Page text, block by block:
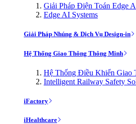
Giải Pháp Điện Toán Edge
Edge AI Systems
Giải Pháp Nhúng & Dịch Vụ Design-in
Hệ Thống Giao Thông Thông Minh
Hệ Thống Điều Khiển Giao
Intelligent Railway Safety
iFactory
iHealthcare